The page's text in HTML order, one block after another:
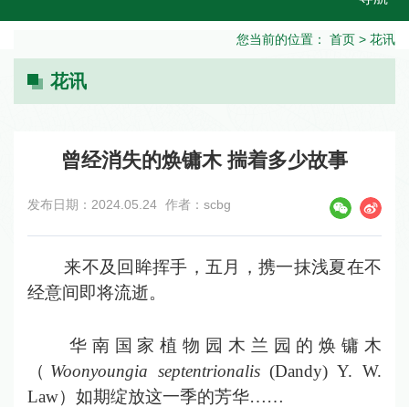
您当前的位置： 首页 > 花讯
花讯
曾经消失的焕镛木 揣着多少故事
发布日期：2024.05.24 作者：scbg
来不及回眸挥手，五月，携一抹浅夏在不
经意间即将流逝。
华南国家植物园木兰园的焕镛木
（ Woonyoungia septentrionalis(Dandy) Y. W.
Law）如期绽放这一季的芳华……